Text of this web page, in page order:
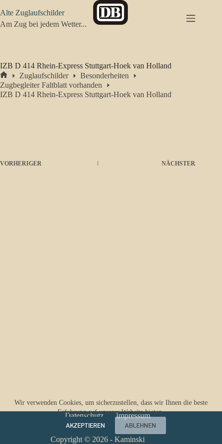
Inhalt
springen
Wir verwenden Cookies, um sicherzustellen, dass wir Ihnen die beste
Erfahrung auf unserer Website bieten.
AKZEPTIEREN
ABLEHNEN
Alte Zuglaufschilder
Am Zug bei jedem Wetter...
IZB D 414 Rhein-Express Stuttgart-Hoek van Holland
Start
Zuglaufschilder
Besonderheiten
Zugbegleiter Faltblatt vorhanden
IZB D 414 Rhein-Express Stuttgart-Hoek van Holland
VORHERIGER NÄCHSTER
Datenschutz Impressum
Copyright © 2026 - Kaminski